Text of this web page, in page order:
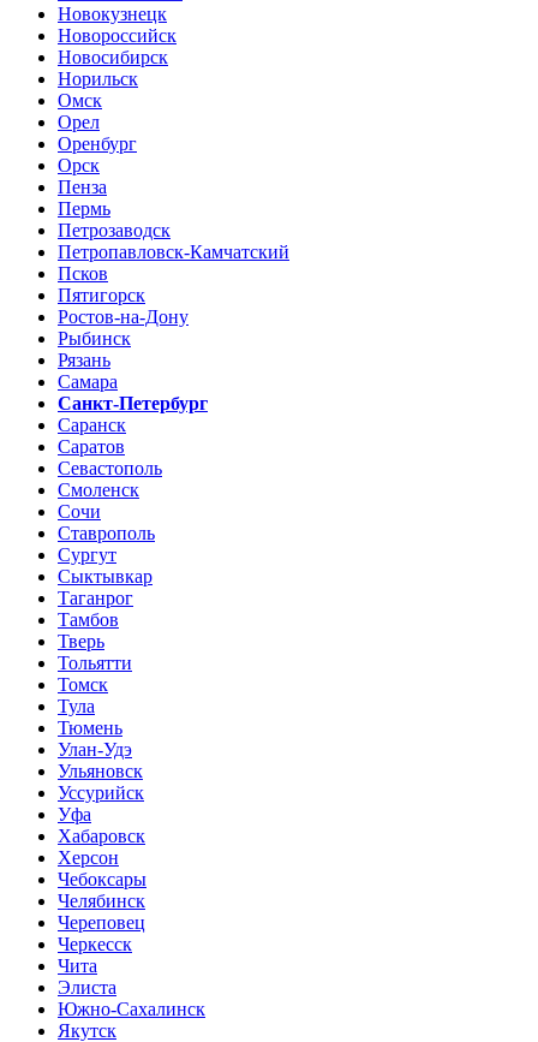
Новокузнецк
Новороссийск
Новосибирск
Норильск
Омск
Орел
Оренбург
Орск
Пенза
Пермь
Петрозаводск
Петропавловск-Камчатский
Псков
Пятигорск
Ростов-на-Дону
Рыбинск
Рязань
Самара
Санкт-Петербург
Саранск
Саратов
Севастополь
Смоленск
Сочи
Ставрополь
Сургут
Сыктывкар
Таганрог
Тамбов
Тверь
Тольятти
Томск
Тула
Тюмень
Улан-Удэ
Ульяновск
Уссурийск
Уфа
Хабаровск
Херсон
Чебоксары
Челябинск
Череповец
Черкесск
Чита
Элиста
Южно-Сахалинск
Якутск